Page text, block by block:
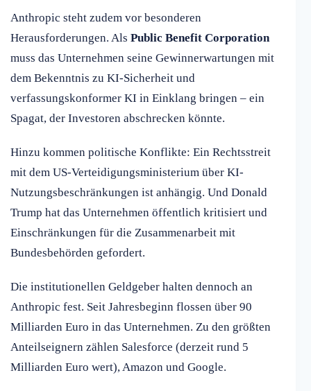
Anthropic steht zudem vor besonderen
Herausforderungen. Als Public Benefit Corporation
muss das Unternehmen seine Gewinnerwartungen mit
dem Bekenntnis zu KI-Sicherheit und
verfassungskonformer KI in Einklang bringen – ein
Spagat, der Investoren abschrecken könnte.
Hinzu kommen politische Konflikte: Ein Rechtsstreit
mit dem US-Verteidigungsministerium über KI-
Nutzungsbeschränkungen ist anhängig. Und Donald
Trump hat das Unternehmen öffentlich kritisiert und
Einschränkungen für die Zusammenarbeit mit
Bundesbehörden gefordert.
Die institutionellen Geldgeber halten dennoch an
Anthropic fest. Seit Jahresbeginn flossen über 90
Milliarden Euro in das Unternehmen. Zu den größten
Anteilseignern zählen Salesforce (derzeit rund 5
Milliarden Euro wert), Amazon und Google.